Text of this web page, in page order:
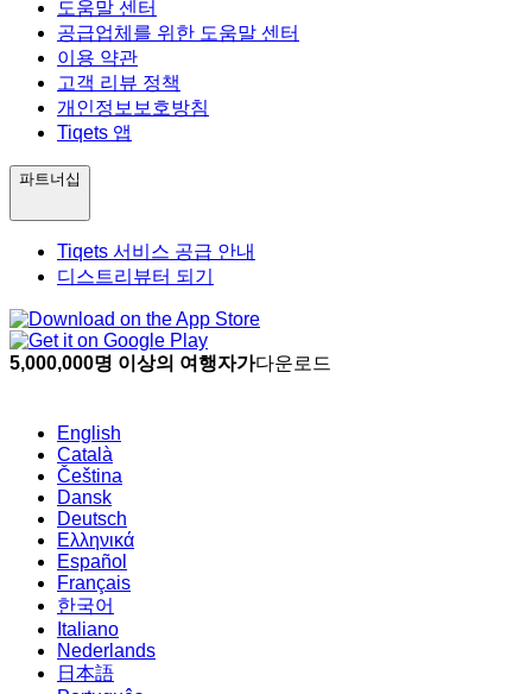
도움말 센터
공급업체를 위한 도움말 센터
이용 약관
고객 리뷰 정책
개인정보보호방침
Tiqets 앱
파트너십
Tiqets 서비스 공급 안내
디스트리뷰터 되기
5,000,000명 이상의 여행자가다운로드
English
Català
Čeština
Dansk
Deutsch
Ελληνικά
Español
Français
한국어
Italiano
Nederlands
日本語